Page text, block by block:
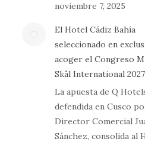
noviembre 7, 2025
El Hotel Cádiz Bahía
seleccionado en
acoger el Congreso
Skål International 2027
La apuesta de Q
defendida en Cusco
Director Comercial
Sánchez, consolida al